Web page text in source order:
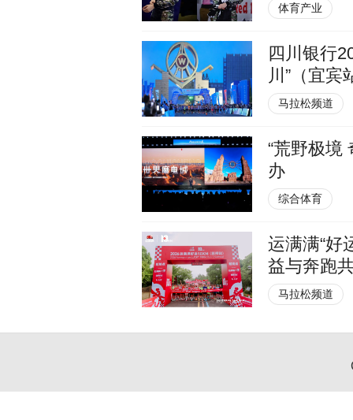
体育产业
四川银行
川”（宜宾
马拉松频道
“荒野极境
办
综合体育
运满满“好
益与奔跑
马拉松频道